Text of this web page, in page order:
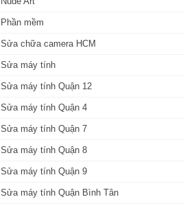
Phần mềm
Sửa chữa camera HCM
Sửa máy tính
Sửa máy tính Quận 12
Sửa máy tính Quận 4
Sửa máy tính Quận 7
Sửa máy tính Quận 8
Sửa máy tính Quận 9
Sửa máy tính Quận Bình Tân